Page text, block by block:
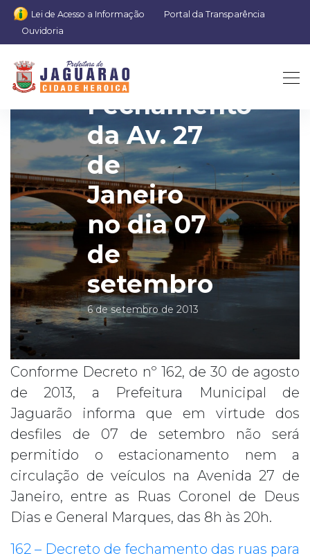
Lei de Acesso a Informação
Portal da Transparência
Ouvidoria
Comunicado:
Fechamento
da Av. 27
de
Janeiro
no dia 07
de
setembro
6 de setembro de 2013
Conforme Decreto nº 162, de 30 de agosto
de 2013, a Prefeitura Municipal de
Jaguarão informa que em virtude dos
desfiles de 07 de setembro não será
permitido o estacionamento nem a
circulação de veículos na Avenida 27 de
Janeiro, entre as Ruas Coronel de Deus
Dias e General Marques, das 8h às 20h.
162 – Decreto de fechamento das ruas para